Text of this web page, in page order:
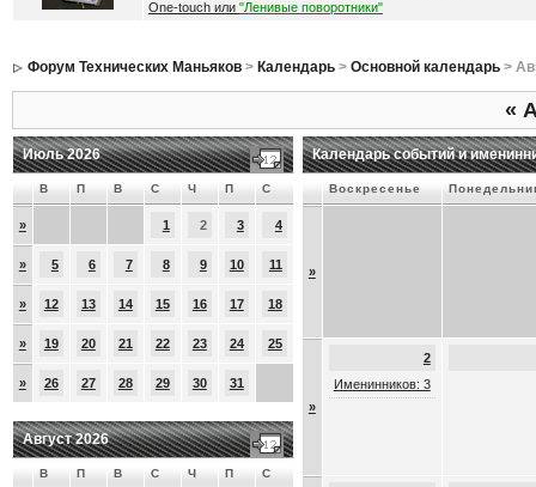
One-touch или "Ленивые поворотники"
Форум Технических Маньяков> Календарь> Основной календарь>
«
Июль 2026
В П В С Ч П С
» 1 2 3 4
» 5 6 7 8 9 10 11
» 12 13 14 15 16 17 18
» 19 20 21 22 23 24 25
» 26 27 28 29 30 31
Август 2026
В П В С Ч П С
Календарь событий и
Воскресенье
»
»
2
Именинников: 3